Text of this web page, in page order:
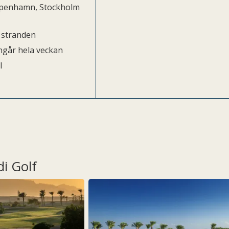
Stockholm
hela veckan
Golf